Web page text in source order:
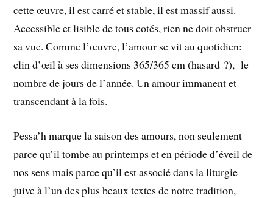
cette œuvre, il est carré et stable, il est massif aussi.
Accessible et lisible de tous cotés, rien ne doit obstruer
sa vue. Comme l’œuvre, l’amour se vit au quotidien:
clin d’œil à ses dimensions 365/365 cm (hasard ?), le
nombre de jours de l’année. Un amour immanent et
transcendant à la fois.
Pessa’h marque la saison des amours, non seulement
parce qu’il tombe au printemps et en période d’éveil de
nos sens mais parce qu’il est associé dans la liturgie
juive à l’un des plus beaux textes de notre tradition,